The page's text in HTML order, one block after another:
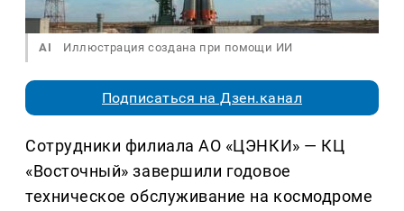
AI Иллюстрация создана при помощи ИИ
Подписаться на Дзен.канал
Сотрудники филиала АО «ЦЭНКИ» — КЦ
«Восточный» завершили годовое
техническое обслуживание на космодроме